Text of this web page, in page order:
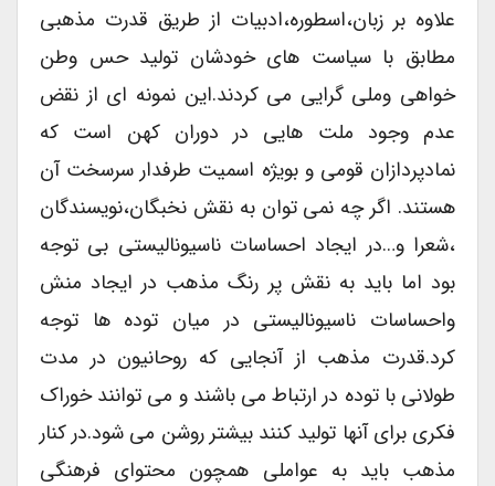
علاوه بر زبان،اسطوره،ادبیات از طریق قدرت مذهبی
مطابق با سیاست های خودشان تولید حس وطن
خواهی وملی گرایی می کردند.این نمونه ای از نقض
عدم وجود ملت هایی در دوران کهن است که
نمادپردازان قومی و بویژه اسمیت طرفدار سرسخت آن
هستند. اگر چه نمی توان به نقش نخبگان،نویسندگان
،شعرا و…در ایجاد احساسات ناسیونالیستی بی توجه
بود اما باید به نقش پر رنگ مذهب در ایجاد منش
واحساسات ناسیونالیستی در میان توده ها توجه
کرد.قدرت مذهب از آنجایی که روحانیون در مدت
طولانی با توده در ارتباط می باشند و می توانند خوراک
فکری برای آنها تولید کنند بیشتر روشن می شود.در کنار
مذهب باید به عواملی همچون محتوای فرهنگی